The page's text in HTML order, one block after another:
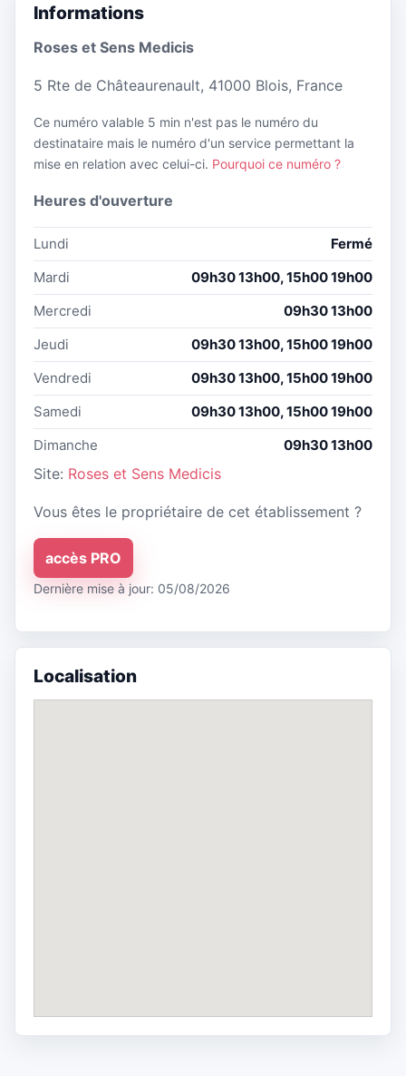
Informations
Roses et Sens Medicis
5 Rte de Châteaurenault, 41000 Blois, France
Ce numéro valable 5 min n'est pas le numéro du
destinataire mais le numéro d'un service permettant la
mise en relation avec celui-ci. Pourquoi ce numéro ?
Heures d'ouverture
Lundi
Fermé
Mardi
09h30 13h00, 15h00 19h00
Mercredi
09h30 13h00
Jeudi
09h30 13h00, 15h00 19h00
Vendredi
09h30 13h00, 15h00 19h00
Samedi
09h30 13h00, 15h00 19h00
Dimanche
09h30 13h00
Site: Roses et Sens Medicis
Vous êtes le propriétaire de cet établissement ?
accès PRO
Dernière mise à jour: 05/08/2026
Localisation